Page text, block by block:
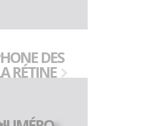
DES
RÉTINE